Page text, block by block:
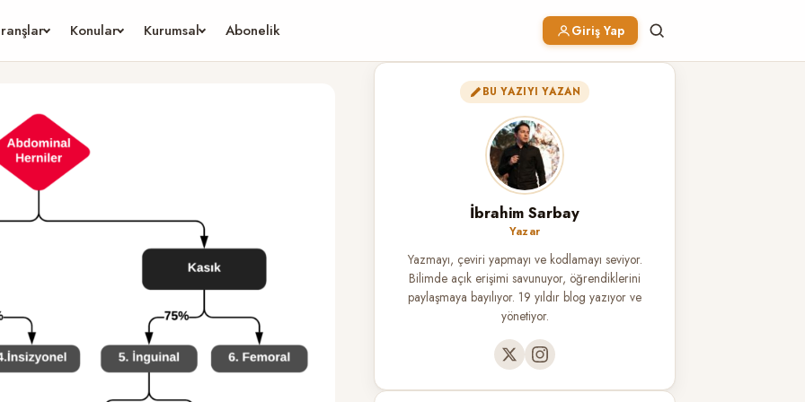
Konular Kurumsal Abonelik Giriş Yap
BU YAZIYI YAZAN
İbrahim Sarbay
Yazar
Yazmayı, çeviri yapmayı ve kodlamayı seviyor.
Bilimde açık erişimi savunuyor, öğrendiklerini
paylaşmaya bayılıyor. 19 yıldır blog yazıyor ve
yönetiyor.